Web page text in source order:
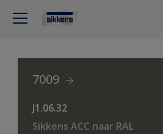
7009
J1.06.32
Sikkens ACC naar RAL